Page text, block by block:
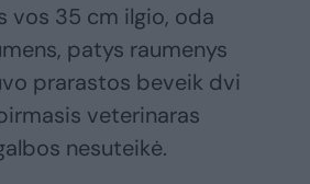
vos 35 cm ilgio, oda
patys raumenys
prarastos beveik dvi
veterinaras
nesuteikė.